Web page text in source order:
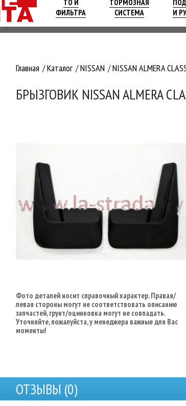
ТО И
ФИЛЬТРА
ТОРМОЗНАЯ
СИСТЕМА
И
Главная Каталог NISSAN NISSAN ALMERA
БРЫЗГОВИК NISSAN ALMERA
Фото деталей носит справочный характер. Правая/
левая стороны могут не соответствовать описанию
запчастей, грунт/оцинковка могут не совпадать.
Уточняйте, пожалуйста, у менеджера важные для Вас
моменты!
ОТЗЫВЫ (0)